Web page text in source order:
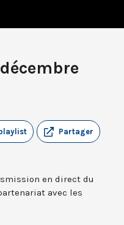
Partager
en direct du
avec les